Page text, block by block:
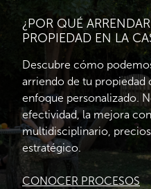
¿POR QUÉ
PROPIEDAD EN LA
Descubre cómo
arriendo de tu propiedad
enfoque personalizado.
efectividad, la mejora
multidisciplinario,
estratégico.
CONOCER PROCESOS